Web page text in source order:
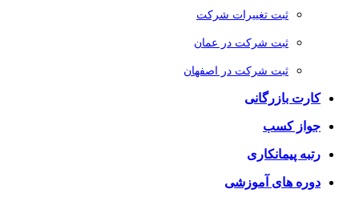
ثبت تغییرات شرکت
ثبت شرکت در عمان
ثبت شرکت در اصفهان
کارت بازرگانی
جواز کسب
رتبه پیمانکاری
دوره های آموزشی